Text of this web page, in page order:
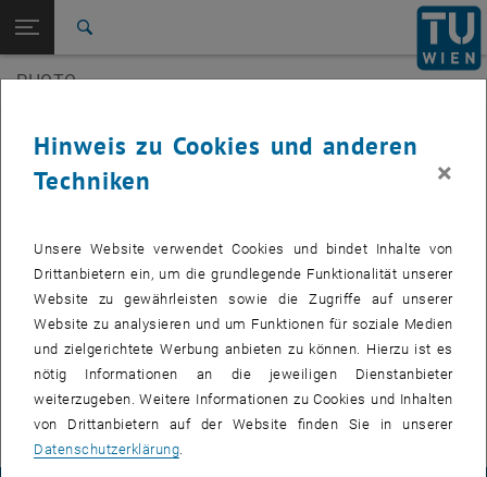
TU Login
Zur 1. Menü Ebene
E120-07 Forschungsbereich Photogrammetrie
Photogrammetrie
Veranstaltungen
PHOTO
Veranstaltungen
Vergangene Veranstaltungen
VERANSTALTUNGEN VOM 14. JULI 2026
Es gibt keine Veranstaltungen in der aktuellen Ansicht.
Hinweis zu Cookies und anderen
Techniken
×
Unsere Website verwendet Cookies und bindet Inhalte von
Drittanbietern ein, um die grundlegende Funktionalität unserer
Website zu gewährleisten sowie die Zugriffe auf unserer
Website zu analysieren und um Funktionen für soziale Medien
und zielgerichtete Werbung anbieten zu können. Hierzu ist es
nötig Informationen an die jeweiligen Dienstanbieter
weiterzugeben. Weitere Informationen zu Cookies und Inhalten
von Drittanbietern auf der Website finden Sie in unserer
Datenschutzerklärung.